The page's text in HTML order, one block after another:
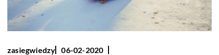
zasiegwiedzy
06-02-2020